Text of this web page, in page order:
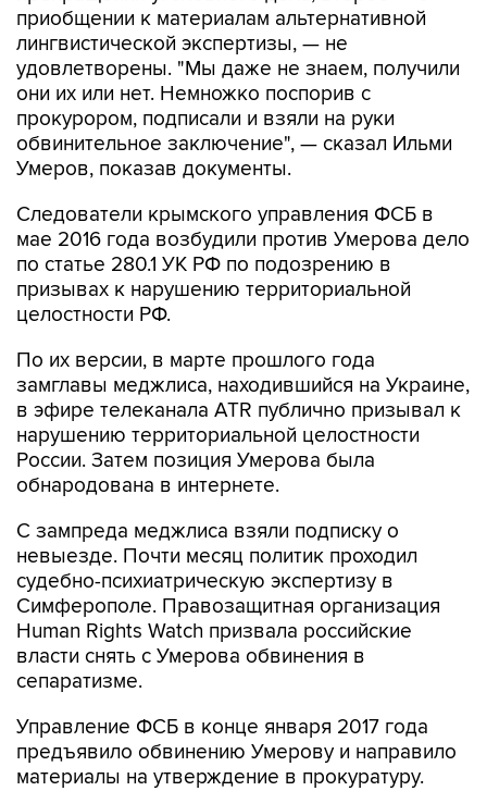
приобщении к материалам альтернативной
лингвистической экспертизы, — не
удовлетворены. "Мы даже не знаем, получили
они их или нет. Немножко поспорив с
прокурором, подписали и взяли на руки
обвинительное заключение", — сказал Ильми
Умеров, показав документы.
Следователи крымского управления ФСБ в
мае 2016 года возбудили против Умерова дело
по статье 280.1 УК РФ по подозрению в
призывах к нарушению территориальной
целостности РФ.
По их версии, в марте прошлого года
замглавы меджлиса, находившийся на Украине,
в эфире телеканала АТR публично призывал к
нарушению территориальной целостности
России. Затем позиция Умерова была
обнародована в интернете.
С зампреда меджлиса взяли подписку о
невыезде. Почти месяц политик проходил
судебно-психиатрическую экспертизу в
Симферополе. Правозащитная организация
Human Rights Watch призвала российские
власти снять с Умерова обвинения в
сепаратизме.
Управление ФСБ в конце января 2017 года
предъявило обвинению Умерову и направило
материалы на утверждение в прокуратуру.